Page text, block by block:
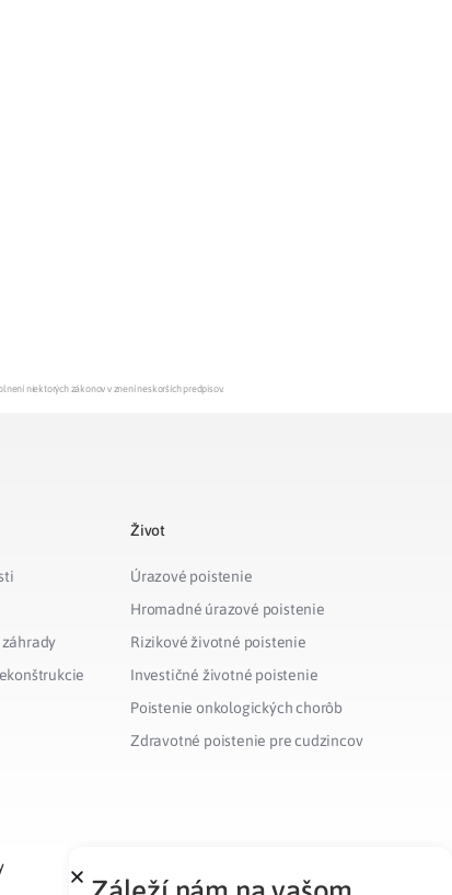
niektorých zákonov v znení neskorších predpisov.
Život
Úrazové poistenie
Hromadné úrazové poistenie
Rizikové životné poistenie
Investičné životné poistenie
Poistenie onkologických chorôb
Zdravotné poistenie pre cudzincov